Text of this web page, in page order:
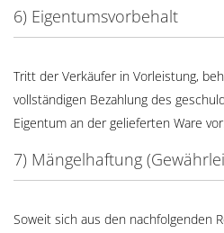
6) Eigentumsvorbehalt
Tritt der Verkäufer in Vorleistung,
vollständigen Bezahlung des
Eigentum an der gelieferten Ware
7) Mängelhaftung
Soweit sich aus den nachfolgenden